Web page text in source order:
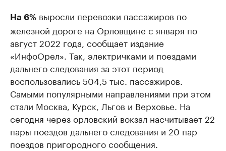
На 6% выросли перевозки пассажиров по
железной дороге на Орловщине с января по
август 2022 года, сообщает издание
«ИнфоОрел». Так, электричками и поездами
дальнего следования за этот период
воспользовались 504,5 тыс. пассажиров.
Самыми популярными направлениями при этом
стали Москва, Курск, Льгов и Верховье. На
сегодня через орловский вокзал насчитывает 22
пары поездов дальнего следования и 20 пар
поездов пригородного сообщения.